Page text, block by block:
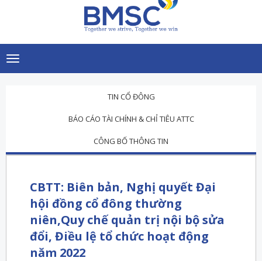
Toggle
navigation
TIN CỔ ĐÔNG
BÁO CÁO TÀI CHÍNH & CHỈ TIÊU ATTC
CÔNG BỐ THÔNG TIN
CBTT: Biên bản, Nghị quyết Đại
hội đồng cổ đông thường
niên,Quy chế quản trị nội bộ sửa
đổi, Điều lệ tổ chức hoạt động
năm 2022